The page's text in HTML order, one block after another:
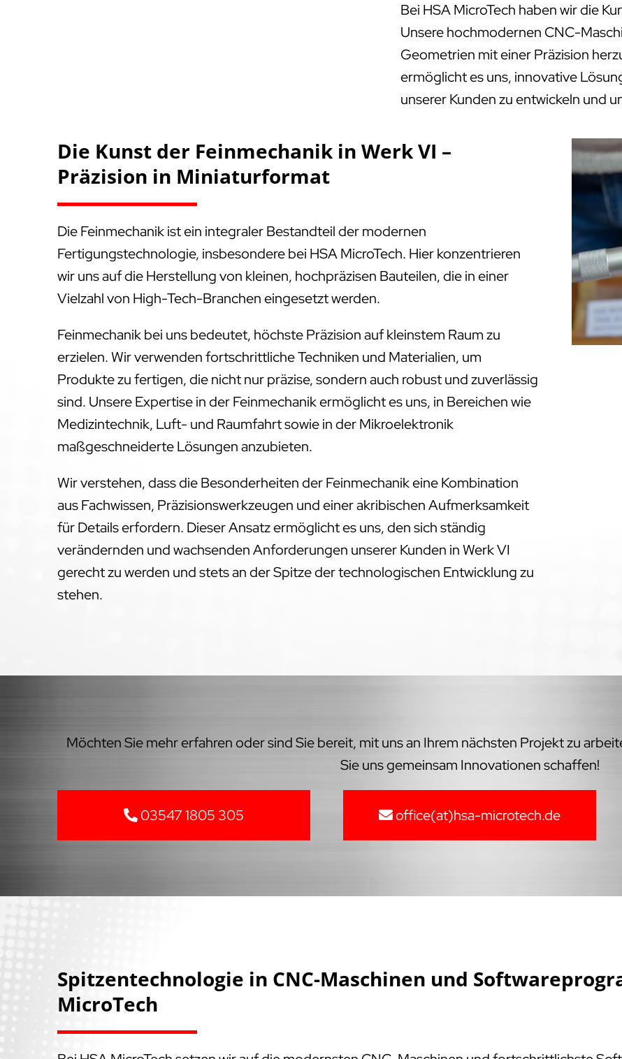
Bei HSA MicroTech haben wir die
Unsere hochmodernen CNC-
Geometrien mit einer Präzision
ermöglicht es uns, innovative
unserer Kunden zu entwickeln und
Die Kunst der Feinmechanik in Werk VI –
Präzision in Miniaturformat
Die Feinmechanik ist ein integraler Bestandteil der modernen
Fertigungstechnologie, insbesondere bei HSA MicroTech. Hier konzentrieren
wir uns auf die Herstellung von kleinen, hochpräzisen Bauteilen, die in einer
Vielzahl von High-Tech-Branchen eingesetzt werden.
Feinmechanik bei uns bedeutet, höchste Präzision auf kleinstem Raum zu
erzielen. Wir verwenden fortschrittliche Techniken und Materialien, um
Produkte zu fertigen, die nicht nur präzise, sondern auch robust und zuverlässig
sind. Unsere Expertise in der Feinmechanik ermöglicht es uns, in Bereichen wie
Medizintechnik, Luft- und Raumfahrt sowie in der Mikroelektronik
maßgeschneiderte Lösungen anzubieten.
Wir verstehen, dass die Besonderheiten der Feinmechanik eine Kombination
aus Fachwissen, Präzisionswerkzeugen und einer akribischen Aufmerksamkeit
für Details erfordern. Dieser Ansatz ermöglicht es uns, den sich ständig
verändernden und wachsenden Anforderungen unserer Kunden in Werk VI
gerecht zu werden und stets an der Spitze der technologischen Entwicklung zu
stehen.
Möchten Sie mehr erfahren oder sind Sie bereit, mit uns an Ihrem nächsten Projekt zu
Sie uns gemeinsam Innovationen schaffen!
03547 1805 305 office(at)hsa-microtech.de
Spitzentechnologie in CNC-Maschinen und
MicroTech